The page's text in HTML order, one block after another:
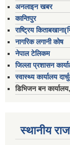
अनलाइन खबर
कान्तिपुर
राष्ट्रिय
नागरिक लगानी कोष
नेपाल टेलिकम
जिल्ला प्रशासन
स्वास्थ्य कार्यालय
डिभिजन बन कार्यालय,
स्थानीय